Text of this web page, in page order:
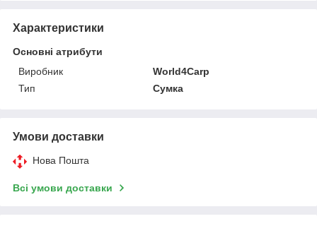
Характеристики
Основні атрибути
Виробник
World4Carp
Тип
Сумка
Умови доставки
Нова Пошта
Всі умови доставки